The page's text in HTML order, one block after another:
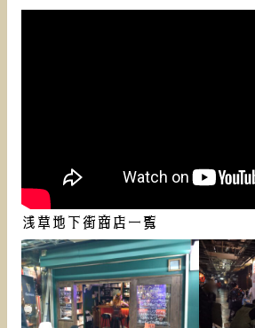
浅草地下街商店一覧